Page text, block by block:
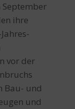
ihre
vor der
Bau- und
und